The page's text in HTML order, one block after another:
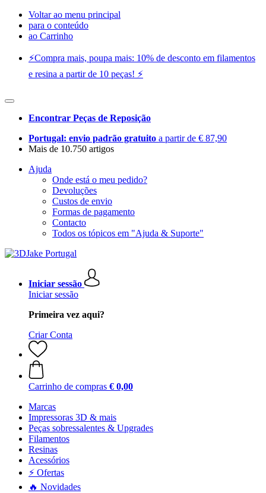
Voltar ao menu principal
para o conteúdo
ao Carrinho
⚡️Compra mais, poupa mais: 10% de desconto em filamentos
e resina a partir de 10 peças! ⚡️
Encontrar Peças de Reposição
Portugal: envio padrão gratuito a partir de € 87,90
Mais de 10.750 artigos
Ajuda
Onde está o meu pedido?
Devoluções
Custos de envio
Formas de pagamento
Contacto
Todos os tópicos em "Ajuda & Suporte"
Iniciar sessão
Iniciar sessão
Primeira vez aqui?
Criar Conta
Carrinho de compras € 0,00
Marcas
Impressoras 3D & mais
Peças sobressalentes & Upgrades
Filamentos
Resinas
Acessórios
⚡ Ofertas
🔥 Novidades